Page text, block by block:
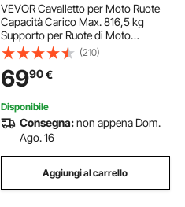
VEVOR Cavalletto per Moto Ruote
Capacità Carico Max. 816,5 kg
Supporto per Ruote di Moto
Diametro da 381-558,8mm
Larghezza 76,2-203,2 mm,
Cavalletto per Moto in Acciaio per
Fissare su Camion Rimorchio
(210)
6990€
Disponibile
Consegna:non appena Dom.
Ago. 16
Aggiungi al carrello